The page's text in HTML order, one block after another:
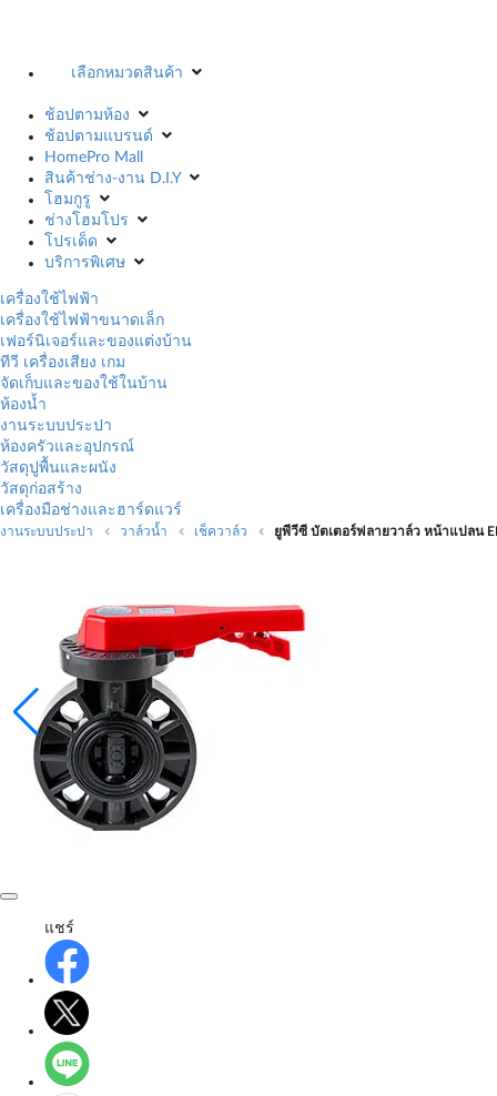
เลือกหมวดสินค้า
ช้อปตามห้อง
ช้อปตามแบรนด์
HomePro Mall
สินค้าช่าง-งาน D.I.Y
โฮมกูรู
ช่างโฮมโปร
โปรเด็ด
บริการพิเศษ
เครื่องใช้ไฟฟ้า
เครื่องใช้ไฟฟ้าขนาดเล็ก
เฟอร์นิเจอร์และของแต่งบ้าน
ทีวี เครื่องเสียง เกม
จัดเก็บและของใช้ในบ้าน
ห้องน้ำ
งานระบบประปา
ห้องครัวและอุปกรณ์
วัสดุปูพื้นและผนัง
วัสดุก่อสร้าง
เครื่องมือช่างและฮาร์ดแวร์
งานระบบประปา วาล์วน้ำ เช็ควาล์ว ยูพีวีซี บัตเตอร์ฟลายวาล์ว หน้าแปลน
แชร์